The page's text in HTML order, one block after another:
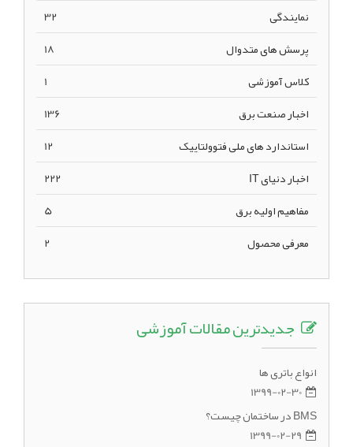
نمایندگی
32
پرسش های متدوال
18
کلاس آموزشی
1
اخبار صنعت برق
136
استاندارد های ملی فتوولتاییک
12
اخبار دنیای IT
222
مفاهیم اولیه برق
5
معرفی محصول
2
جدیدترین مقالات آموزشی
انواع باتری ها
1399-02-30
BMS در ساختمان چیست؟
1399-02-29